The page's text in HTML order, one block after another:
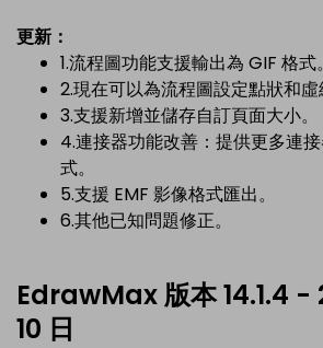
更新：
1.流程圖功能支援輸出為 GIF 格式。
2.現在可以為流程圖設定點狀和虛
3.支援新增並儲存自訂頁面大小。
4.連接器功能改善：提供更多連
式。
5.支援 EMF 影像格式匯出。
6.其他已知問題修正。
EdrawMax 版本 14.1.4 -
10 日